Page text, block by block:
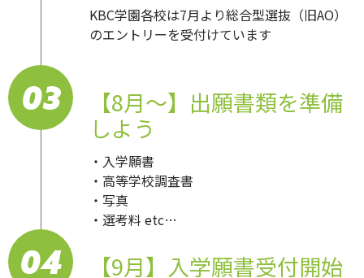
KBC学園各校は7月より総合型選抜（旧AO）
のエントリーを受付けています
03
【8月～】出願書類を準備
しよう
・入学願書
・高等学校調査書
・写真
・選考料 etc…
04 【9月】入学願書受付開始